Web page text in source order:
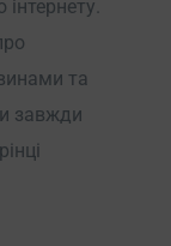
та
завжди